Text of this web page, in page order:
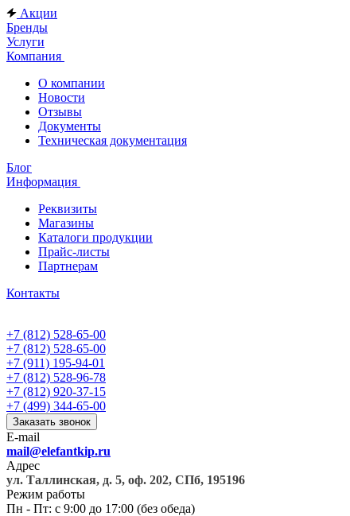
Акции
Бренды
Услуги
Компания
О компании
Новости
Отзывы
Документы
Техническая документация
Блог
Информация
Реквизиты
Магазины
Каталоги продукции
Прайс-листы
Партнерам
Контакты
+7 (812) 528-65-00
+7 (812) 528-65-00
+7 (911) 195-94-01
+7 (812) 528-96-78
+7 (812) 920-37-15
+7 (499) 344-65-00
Заказать звонок
E-mail
mail@elefantkip.ru
Адрес
ул. Таллинская, д. 5, оф. 202, СПб, 195196
Режим работы
Пн - Пт: с 9:00 до 17:00 (без обеда)